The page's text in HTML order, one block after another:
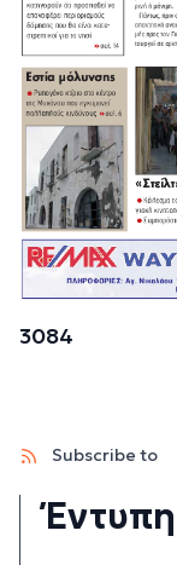
3084
Subscribe to